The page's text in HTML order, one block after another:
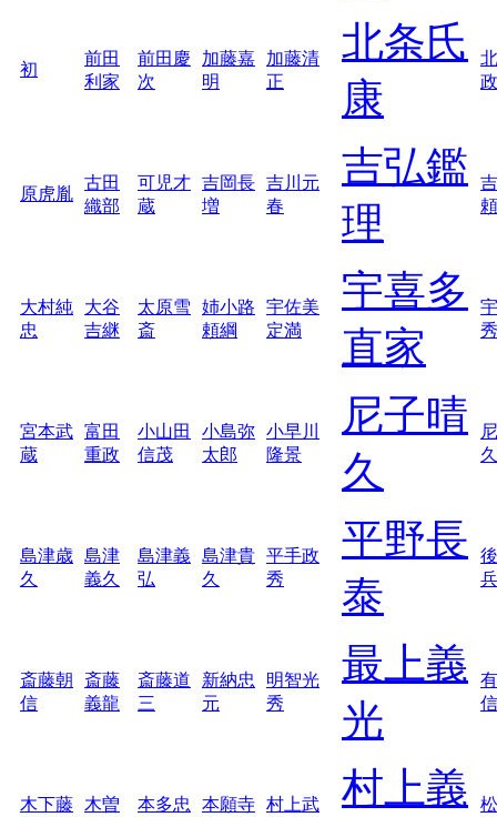
初
前田
利家
前田慶
次
加藤嘉
明
加藤清
正
北条氏
康
政
原虎胤
古田
織部
可児才
蔵
吉岡長
増
吉川元
春
吉弘鑑
理
頼
大村純
忠
大谷
吉継
太原雪
斎
姉小路
頼綱
宇佐美
定満
宇喜多
直家
宮本武
蔵
富田
重政
小山田
信茂
小島弥
太郎
小早川
隆景
尼子晴
久
久
島津歳
久
島津
義久
島津義
弘
島津貴
久
平手政
秀
平野長
泰
斎藤朝
信
斎藤
義龍
斎藤道
三
新納忠
元
明智光
秀
最上義
光
信
木下藤 木曽
本多忠
本願寺 村上武
村上義